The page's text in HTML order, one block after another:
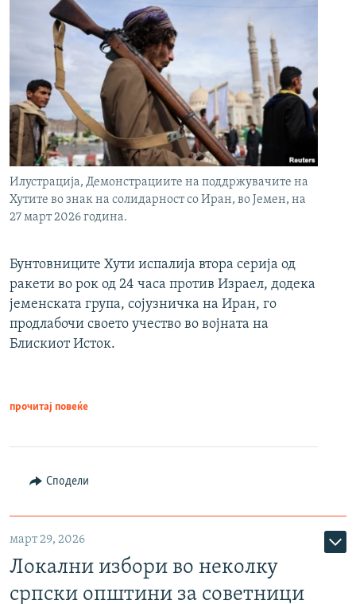
Илустрација, Демонстрациите на поддржувачите на
Хутите во знак на солидарност со Иран, во Јемен, на
27 март 2026 година.
Бунтовниците Хути испалија втора серија од
ракети во рок од 24 часа против Израел, додека
јеменската група, сојузничка на Иран, го
продлабочи своето учество во војната на
Блискиот Исток.
прочитај повеќе
Сподели
март 29, 2026
Локални избори во неколку
српски општини за советници